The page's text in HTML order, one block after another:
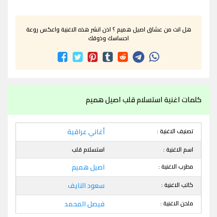
هل انت من عشاق اصيل هميم ؟ اذن انشر هذه الاغنية واعكس روعة
احساسك وذوقك
كلمات اغنية استسلام قلب اصيل هميم
تصنيف الاغنية : أغاني عراقية
اسم الاغنية :
استسلام قلب
مطرب الاغنية :
اصيل هميم
كاتب الاغنية : سعود النايف
ملحن الاغنية : فيصل المحمد